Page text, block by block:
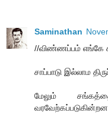
Saminathan
//விண்ணப்பம் எங்கே
சாப்பாடு இல்லாம
மேலும்